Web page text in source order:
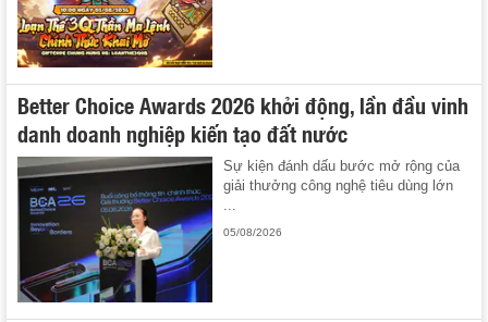
Better Choice Awards 2026 khởi động, lần đầu vinh
danh doanh nghiệp kiến tạo đất nước
Sự kiện đánh dấu bước mở rộng của
giải thưởng công nghệ tiêu dùng lớn
...
05/08/2026